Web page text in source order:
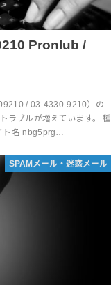
Pronlub /
/ 03-4330-9210）の
ラブルが増えています。 種
ト名 nbg5prg…
SPAMメール・迷惑メール